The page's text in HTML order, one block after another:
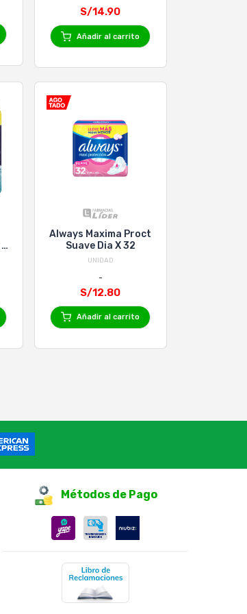
S/14.90
Añadir al carrito
Always Maxima Proct
Suave Dia X 32
UNIDAD
S/12.80
Añadir al carrito
Métodos de Pago